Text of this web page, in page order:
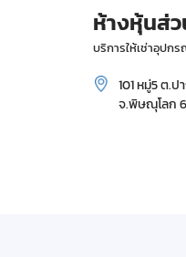
ห้างหุ้นส่
บริการให้เช่าอุปก
101 หมู่5 ต.
จ.พิษณุโลก